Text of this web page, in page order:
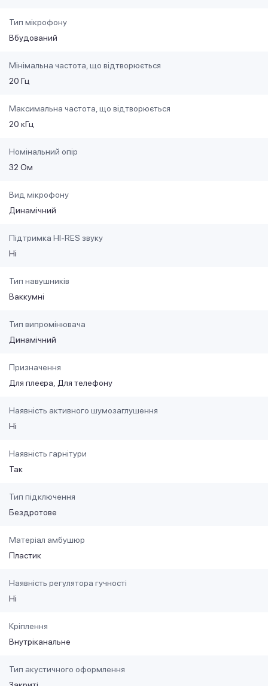
Тип мікрофону
Вбудований
Мінімальна частота, що відтворюється
20 Гц
Максимальна частота, що відтворюється
20 кГц
Номінальний опір
32 Ом
Вид мікрофону
Динамічний
Підтримка HI-RES звуку
Ні
Тип навушників
Ваккумні
Тип випромінювача
Динамічний
Призначення
Для плеєра
Для телефону
Наявність активного шумозаглушення
Ні
Наявність гарнітури
Так
Тип підключення
Бездротове
Матеріал амбушюр
Пластик
Наявність регулятора гучності
Ні
Кріплення
Внутріканальне
Тип акустичного оформлення